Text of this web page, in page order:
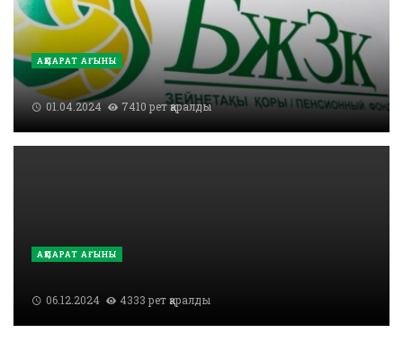
АҚПАРАТ АҒЫНЫ
01.04.2024 7410 рет қаралды
АҚПАРАТ АҒЫНЫ
06.12.2024 4333 рет қаралды